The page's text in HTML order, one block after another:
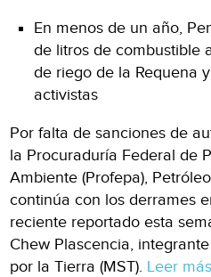
En menos de un año,
de litros de combustible
de riego de la Requena
activistas
Por falta de sanciones de
la Procuraduría Federal de
Ambiente (Profepa),
continúa con los derrames
reciente reportado esta
Chew Plascencia,
por la Tierra (MST). Leer más